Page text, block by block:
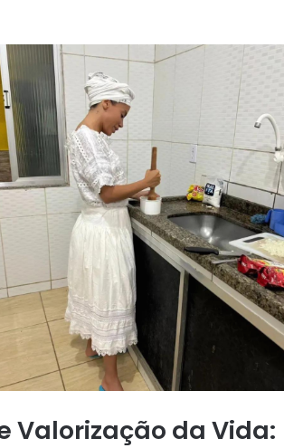
Valorização da Vida: